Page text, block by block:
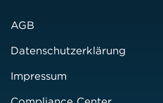
AGB
Datenschutzerklärung
Impressum